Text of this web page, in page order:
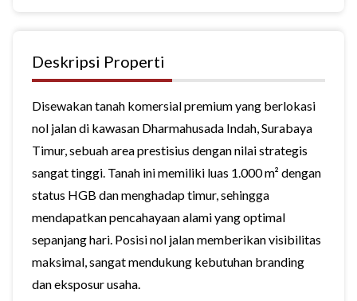
Deskripsi Properti
Disewakan tanah komersial premium yang berlokasi
nol jalan di kawasan Dharmahusada Indah, Surabaya
Timur, sebuah area prestisius dengan nilai strategis
sangat tinggi. Tanah ini memiliki luas 1.000 m² dengan
status HGB dan menghadap timur, sehingga
mendapatkan pencahayaan alami yang optimal
sepanjang hari. Posisi nol jalan memberikan visibilitas
maksimal, sangat mendukung kebutuhan branding
dan eksposur usaha.